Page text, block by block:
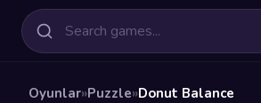
Oyunlar»Puzzle»Donut Balance